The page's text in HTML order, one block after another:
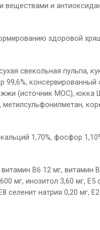
веществами и
здоровой
свекольная пульпа,
(источник МОС), юкка
1,70%, фосфор
В6 12 мг, витамин
мг, инозитол 3,60 мг, Е5
натрия 0,20 мг,